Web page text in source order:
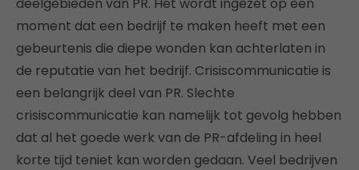
moment dat een bedrijf te maken heeft met een
gebeurtenis die diepe wonden kan achterlaten in
de reputatie van het bedrijf. Crisiscommunicatie is
een belangrijk deel van PR. Slechte
crisiscommunicatie kan namelijk tot gevolg hebben
dat al het goede werk van de PR-afdeling in heel
korte tijd teniet kan worden gedaan. Veel bedrijven